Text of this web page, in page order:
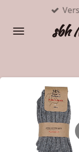
springen
sbh